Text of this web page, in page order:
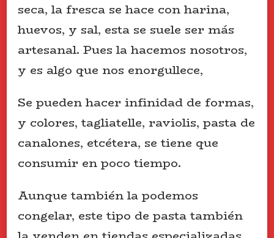
seca, la fresca se hace con harina,
huevos, y sal, esta se suele ser más
artesanal. Pues la hacemos nosotros,
y es algo que nos enorgullece,
Se pueden hacer infinidad de formas,
y colores, tagliatelle, raviolis, pasta de
canalones, etcétera, se tiene que
consumir en poco tiempo.
Aunque también la podemos
congelar, este tipo de pasta también